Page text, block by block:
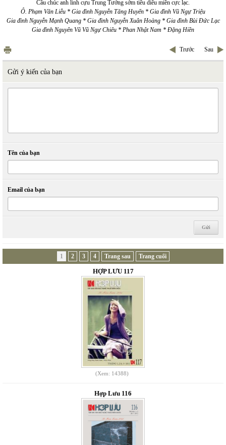
Cầu chúc anh linh cựu Trung Tướng sớm tiêu diêu miền cực lạc.
Ô. Phạm Văn Liễu * Gia đình Nguyễn Tăng Huyến * Gia đình Vũ Ngự Triệu
Gia đình Nguyễn Mạnh Quang * Gia đình Nguyễn Xuân Hoàng * Gia đình Bùi Đức Lạc
Gia đình Nguyên Vũ Vũ Ngự Chiêu * Phan Nhật Nam * Đặng Hiền
Trước Sau
Gửi ý kiến của bạn
Tên của bạn
Email của bạn
1 2 3 4 Trang sau Trang cuối
HỢP LƯU 117
(Xem: 14388)
Hợp Lưu 116